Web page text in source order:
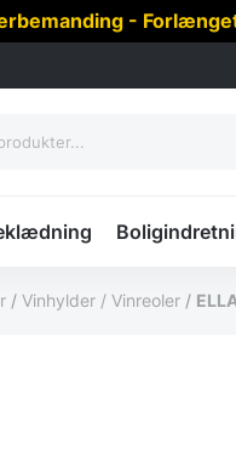
-
/ Vinhylder / Vinreoler /